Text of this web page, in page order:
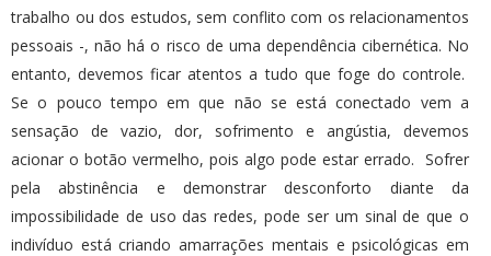
trabalho ou dos estudos, sem conflito com os relacionamentos
pessoais -, não há o risco de uma dependência cibernética. No
entanto, devemos ficar atentos a tudo que foge do controle.
Se o pouco tempo em que não se está conectado vem a
sensação de vazio, dor, sofrimento e angústia, devemos
acionar o botão vermelho, pois algo pode estar errado. Sofrer
pela abstinência e demonstrar desconforto diante da
impossibilidade de uso das redes, pode ser um sinal de que o
indivíduo está criando amarrações mentais e psicológicas em